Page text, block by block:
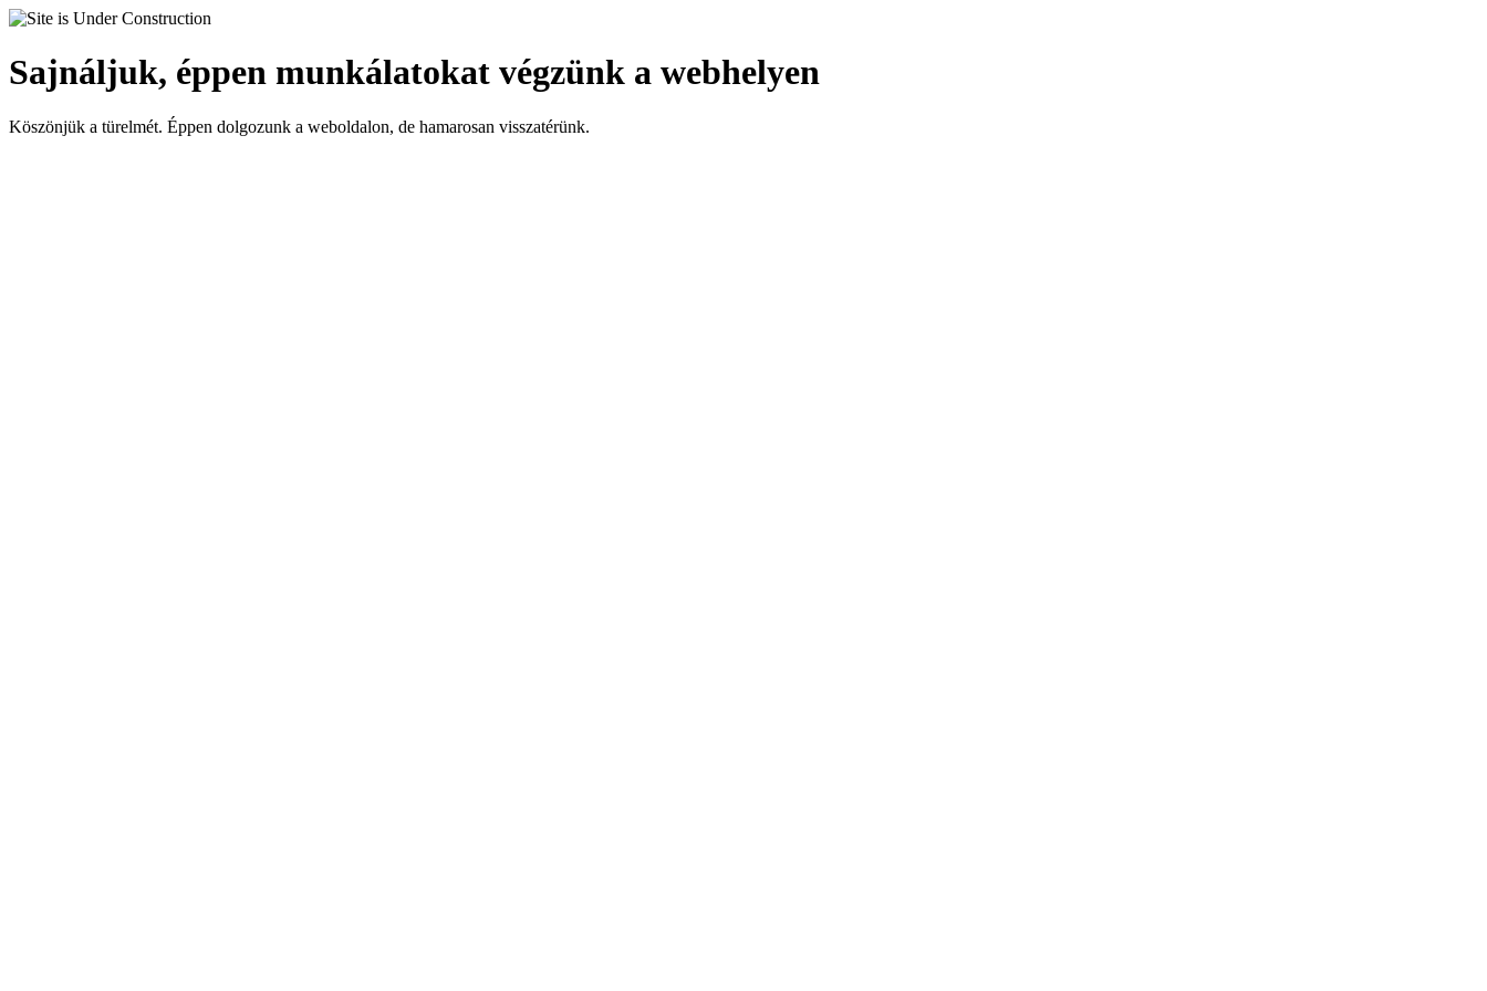
Sajnáljuk, éppen munkálatokat végzünk a webhelyen
Köszönjük a türelmét. Éppen dolgozunk a weboldalon, de hamarosan visszatérünk.